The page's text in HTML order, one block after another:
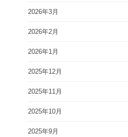
2026年3月
2026年2月
2026年1月
2025年12月
2025年11月
2025年10月
2025年9月